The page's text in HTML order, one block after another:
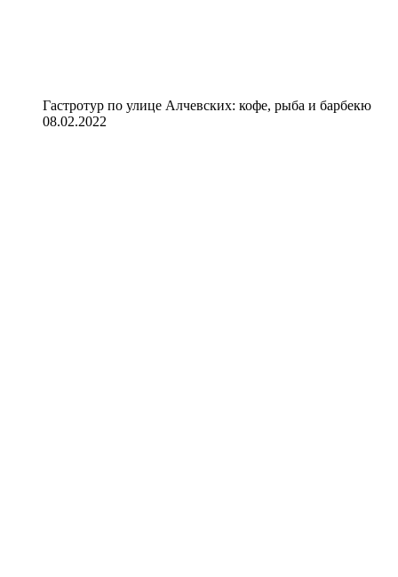
Гастротур по улице Алчевских: кофе, рыба и барбекю
08.02.2022